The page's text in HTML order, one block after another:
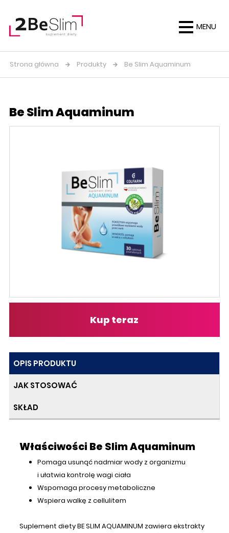
MENU
Strona główna Produkty Be Slim Aquaminum
Be Slim Aquaminum
Kup teraz
OPIS PRODUKTU
JAK STOSOWAĆ
SKŁAD
Właściwości Be Slim Aquaminum
Pomaga usunąć nadmiar wody z organizmu
i ułatwia kontrolę wagi ciała
Wspomaga procesy metaboliczne
Wspiera walkę z cellulitem
Suplement diety BE SLIM AQUAMINUM zawiera ekstrakty